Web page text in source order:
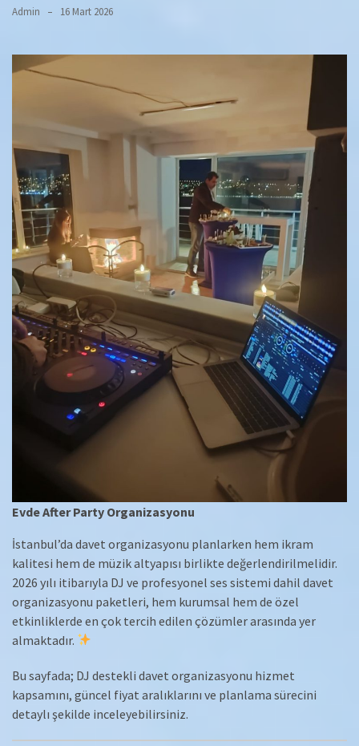
Admin 16 Mart 2026
Evde After Party Organizasyonu
İstanbul’da davet organizasyonu planlarken hem ikram
kalitesi hem de müzik altyapısı birlikte değerlendirilmelidir.
2026 yılı itibarıyla DJ ve profesyonel ses sistemi dahil davet
organizasyonu paketleri, hem kurumsal hem de özel
etkinliklerde en çok tercih edilen çözümler arasında yer
almaktadır.
Bu sayfada; DJ destekli davet organizasyonu hizmet
kapsamını, güncel fiyat aralıklarını ve planlama sürecini
detaylı şekilde inceleyebilirsiniz.